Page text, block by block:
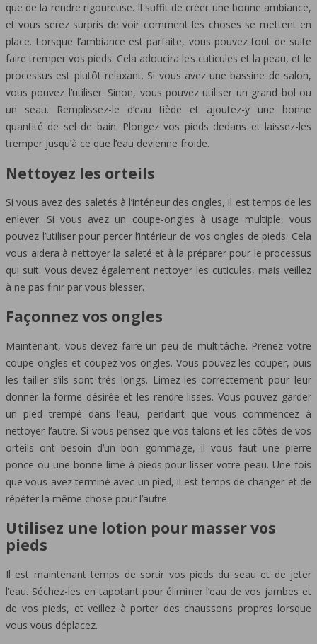
que de la rendre rigoureuse. Il suffit de créer une bonne ambiance,
et vous serez surpris de voir comment les choses se mettent en
place. Lorsque l’ambiance est parfaite, vous pouvez tout de suite
faire tremper vos pieds. Cela adoucira les cuticules et la peau, et le
processus est plutôt relaxant. Si vous avez une bassine de salon,
vous pouvez l’utiliser. Sinon, vous pouvez utiliser un grand bol ou
un seau. Remplissez-le d’eau tiède et ajoutez-y une bonne
quantité de sel de bain. Plongez vos pieds dedans et laissez-les
tremper jusqu’à ce que l’eau devienne froide.
Nettoyez les orteils
Si vous avez des saletés à l’intérieur des ongles, il est temps de les
enlever. Si vous avez un coupe-ongles à usage multiple, vous
pouvez l’utiliser pour percer l’intérieur de vos ongles de pieds. Cela
vous aidera à nettoyer la saleté et à la préparer pour le processus
qui suit. Vous devez également nettoyer les cuticules, mais veillez
à ne pas finir par vous blesser.
Façonnez vos ongles
Maintenant, vous devez faire un peu de multitâche. Prenez votre
coupe-ongles et coupez vos ongles. Vous pouvez les couper, puis
les tailler s’ils sont très longs. Limez-les correctement pour leur
donner la forme désirée et les rendre lisses. Vous pouvez garder
un pied trempé dans l’eau, pendant que vous commencez à
nettoyer l’autre. Si vous pensez que vos talons et les côtés de vos
orteils ont besoin d’un bon gommage, il vous faut une pierre
ponce ou une bonne lime à pieds pour lisser votre peau. Une fois
que vous avez terminé avec un pied, il est temps de changer et de
répéter la même chose pour l’autre.
Utilisez une lotion pour masser vos
pieds
Il est maintenant temps de sortir vos pieds du seau et de jeter
l’eau. Séchez-les en tapotant pour éliminer l’eau de vos jambes et
de vos pieds, et veillez à porter des chaussons propres lorsque
vous vous déplacez.